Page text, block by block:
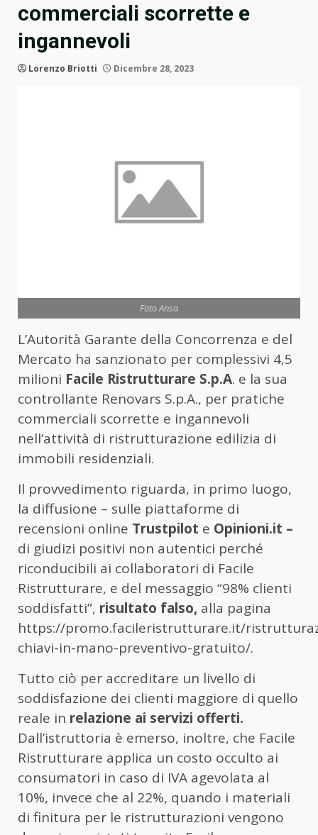
commerciali scorrette e
ingannevoli
Lorenzo Briotti Dicembre 28, 2023
Foto Ansa
L’Autorità Garante della Concorrenza e del
Mercato ha sanzionato per complessivi 4,5
milioni Facile Ristrutturare S.p.A. e la sua
controllante Renovars S.p.A., per pratiche
commerciali scorrette e ingannevoli
nell’attività di ristrutturazione edilizia di
immobili residenziali.
Il provvedimento riguarda, in primo luogo,
la diffusione – sulle piattaforme di
recensioni online Trustpilot e Opinioni.it –
di giudizi positivi non autentici perché
riconducibili ai collaboratori di Facile
Ristrutturare, e del messaggio “98% clienti
soddisfatti”, risultato falso, alla pagina
https://promo.facileristrutturare.it/
chiavi-in-mano-preventivo-gratuito/.
Tutto ciò per accreditare un livello di
soddisfazione dei clienti maggiore di quello
reale in relazione ai servizi offerti.
Dall’istruttoria è emerso, inoltre, che Facile
Ristrutturare applica un costo occulto ai
consumatori in caso di IVA agevolata al
10%, invece che al 22%, quando i materiali
di finitura per le ristrutturazioni vengono